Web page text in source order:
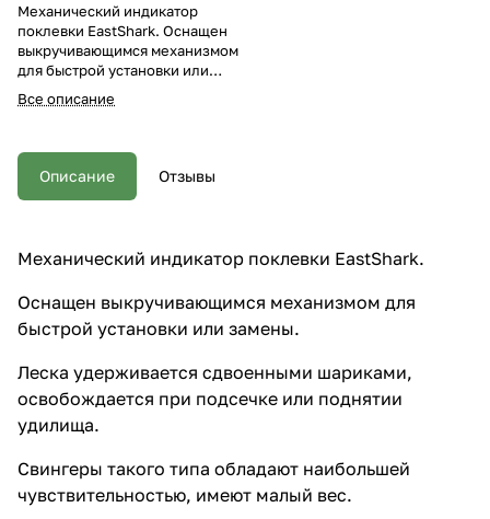
Механический индикатор
поклевки EastShark. Оснащен
выкручивающимся механизмом
для быстрой установки или
замены. Леска удерживается
сдвоенными шариками,
или поднятии удилища.
Свингеры такого типа обладают
Все описание
Описание Отзывы
Механический индикатор поклевки EastShark.
Оснащен выкручивающимся механизмом для
быстрой установки или замены.
Леска удерживается сдвоенными шариками,
освобождается при подсечке или поднятии
удилища.
Свингеры такого типа обладают наибольшей
чувствительностью, имеют малый вес.